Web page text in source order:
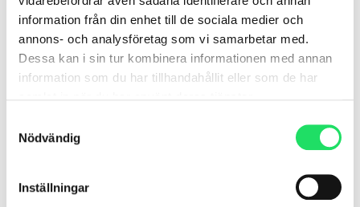
information från din enhet till de sociala medier och
annons- och analysföretag som vi samarbetar med.
Dessa kan i sin tur kombinera informationen med annan
information som du har tillhandahållit eller som de har
Nödvändig
Inställningar
Karolinska Institutet och
Twitch Health Startar Årlig
Det årliga samarbetet mellan Karolinska
Institutet (KI) och Twitch Health, KI Health
glada att